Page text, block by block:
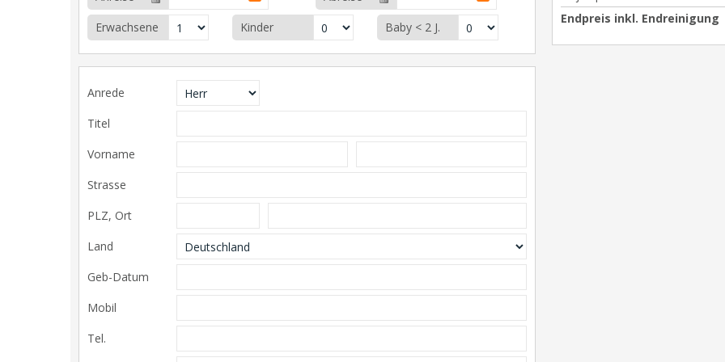
Erwachsene
Kinder Baby < 2 J.
Anrede
Titel
Vorname
Strasse
PLZ, Ort
Land
Geb-Datum
Mobil
Tel.
Endpreis inkl. Endreinigung